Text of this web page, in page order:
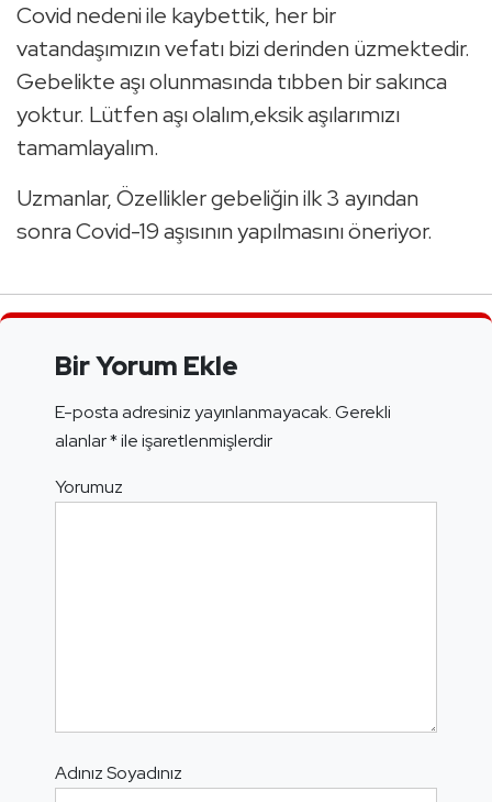
Covid nedeni ile kaybettik, her bir
vatandaşımızın vefatı bizi derinden üzmektedir.
Gebelikte aşı olunmasında tıbben bir sakınca
yoktur. Lütfen aşı olalım,eksik aşılarımızı
tamamlayalım.
Uzmanlar, Özellikler gebeliğin ilk 3 ayından
sonra Covid-19 aşısının yapılmasını öneriyor.
Bir Yorum Ekle
E-posta adresiniz yayınlanmayacak.Gerekli
alanlar*ile işaretlenmişlerdir
Yorumuz
Adınız Soyadınız